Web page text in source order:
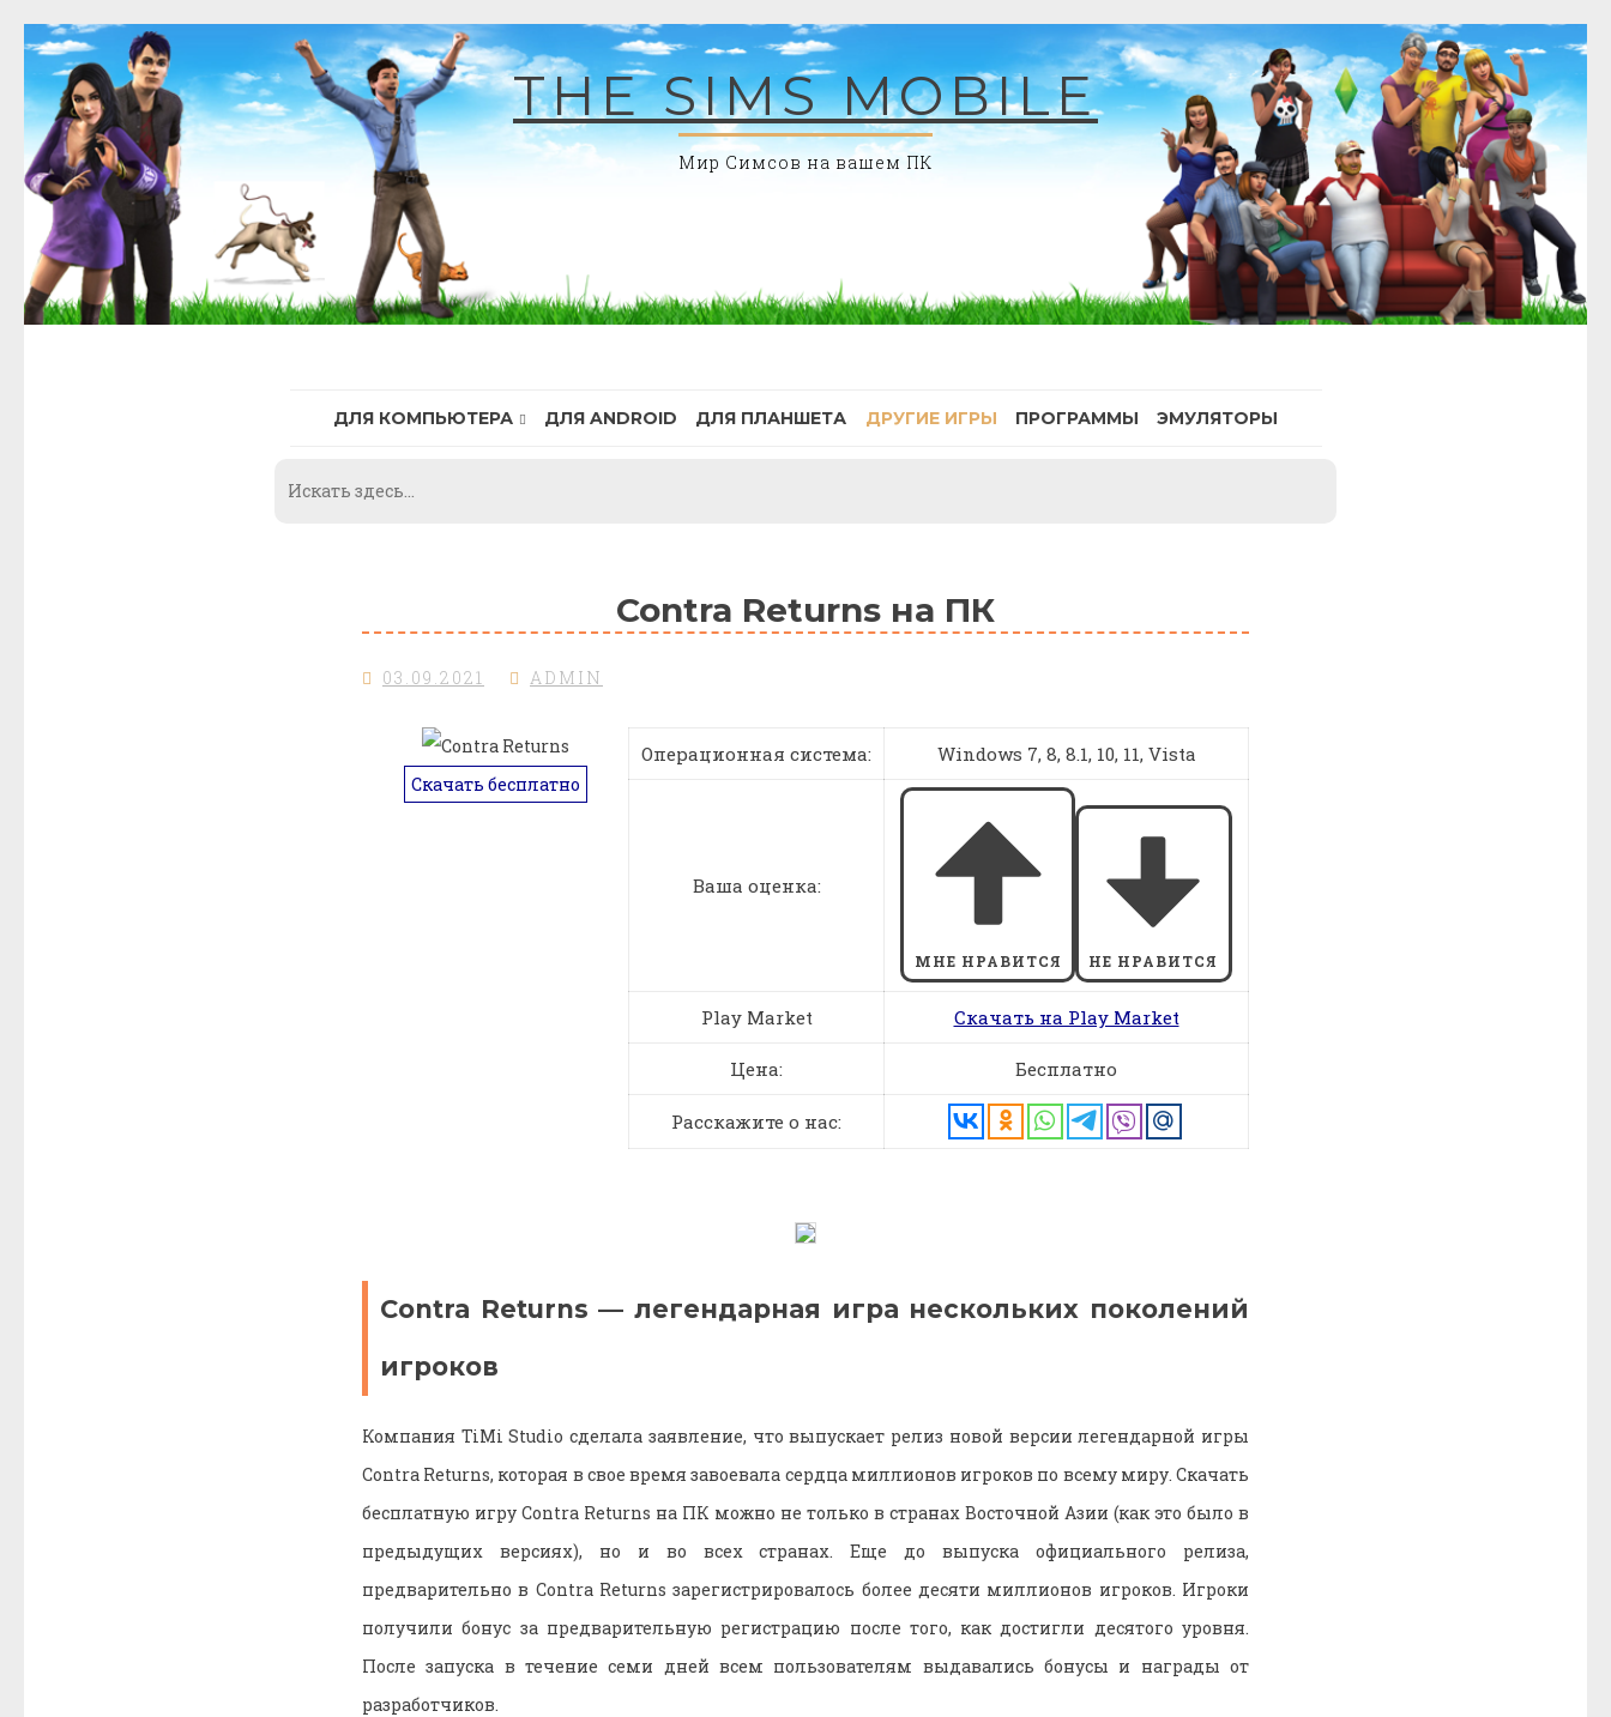
Skip
to
content
THE SIMS MOBILE
Мир Симсов на вашем ПК
ДЛЯ КОМПЬЮТЕРА ДЛЯ ANDROID ДЛЯ ПЛАНШЕТА ДРУГИЕ ИГРЫ ПРОГРАММЫ ЭМУЛЯТОРЫ
Contra Returns на ПК
03.09.2021 ADMIN
Скачать бесплатно
Операционная система: Windows 7, 8, 8.1, 10, 11, Vista
Ваша оценка:
МНЕ НРАВИТСЯ НЕ НРАВИТСЯ
Play Market Скачать на Play Market
Цена: Бесплатно
Расскажите о нас:
Contra Returns — легендарная игра нескольких поколений
игроков
Компания TiMi Studio сделала заявление, что выпускает релиз новой версии легендарной игры
Contra Returns, которая в свое время завоевала сердца миллионов игроков по всему миру. Скачать
бесплатную игру Contra Returns на ПК можно не только в странах Восточной Азии (как это было в
предыдущих версиях), но и во всех странах. Еще до выпуска официального релиза,
предварительно в Contra Returns зарегистрировалось более десяти миллионов игроков. Игроки
получили бонус за предварительную регистрацию после того, как достигли десятого уровня.
После запуска в течение семи дней всем пользователям выдавались бонусы и награды от
разработчиков.